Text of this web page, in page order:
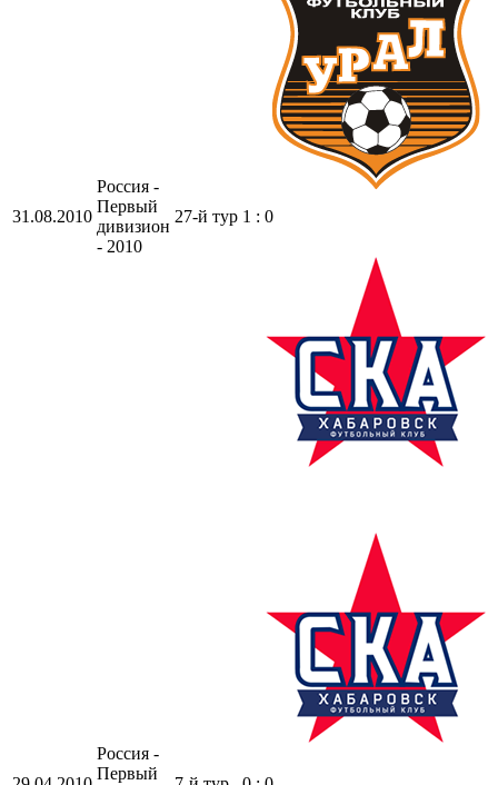
31.08.2010
Россия -
Первый
дивизион
- 2010
27-й тур 1 : 0
Россия -
Первый